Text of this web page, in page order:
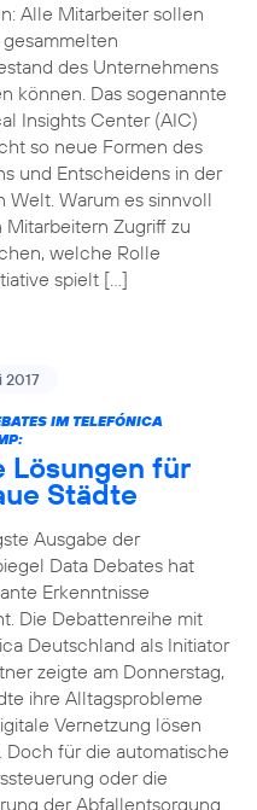
Alle Mitarbeiter sollen
des Unternehmens
können. Das sogenannte
Insights Center (AIC)
so neue Formen des
und Entscheidens in der
Welt. Warum es sinnvoll
Mitarbeitern Zugriff zu
welche Rolle
spielt […]
2017
IM TELEFÓNICA
Lösungen für
Städte
Ausgabe der
Data Debates hat
Erkenntnisse
Die Debattenreihe mit
Deutschland als Initiator
zeigte am Donnerstag,
ihre Alltagsprobleme
Vernetzung lösen
Doch für die automatische
oder die
der Abfallentsorgung